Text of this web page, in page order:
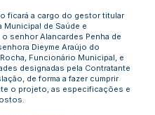
ficará a cargo do gestor titular
Municipal de Saúde e
o senhor Alancardes Penha de
Dieyme Araújo do
Funcionário Municipal, e
designadas pela Contratante
de forma a fazer cumprir
o projeto, as especificações e